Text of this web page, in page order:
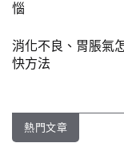
惱
消化不良、胃脹氣
快方法
熱門文章